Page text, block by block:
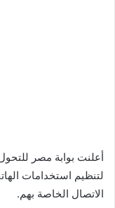
أعلنت بوابة مصر
لتنظيم استخدامات
الاتصال الخاصة بهم.